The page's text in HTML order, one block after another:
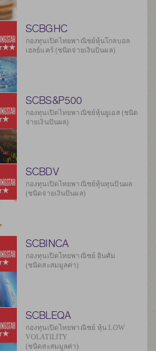
SCBGHC
กองทุนเปิดไทยพาณิชย์หุ้นโกลบอล
เฮลธ์แคร์ (ชนิดจ่ายเงินปันผล)
SCBS&P500
กองทุนเปิดไทยพาณิชย์หุ้นยูเอส (ชนิด
จ่ายเงินปันผล)
SCBDV
กองทุนเปิดไทยพาณิชย์หุ้นทุนปันผล
(ชนิดจ่ายเงินปันผล)
SCBINCA
กองทุนเปิดไทยพาณิชย์ อินคัม
(ชนิดสะสมมูลค่า)
SCBLEQA
กองทุนเปิดไทยพาณิชย์ หุ้น LOW
VOLATILITY
(ชนิดสะสมมูลค่า)